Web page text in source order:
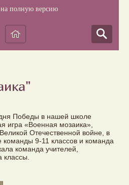
полную версию
Победы в нашей школе
игра «Военная мозаика»,
Отечественной войне, в
команды 9-11 классов и команда
команда учителей,
классы.